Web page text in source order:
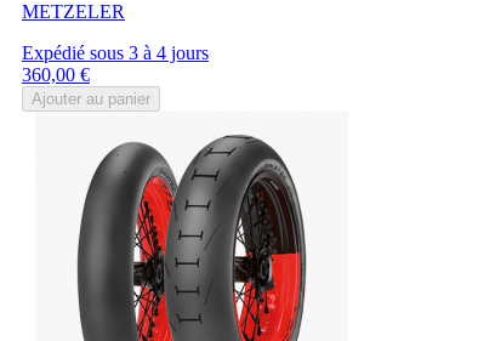
METZELER
Expédié sous 3 à 4 jours
Prix
360,00 €
Ajouter au panier